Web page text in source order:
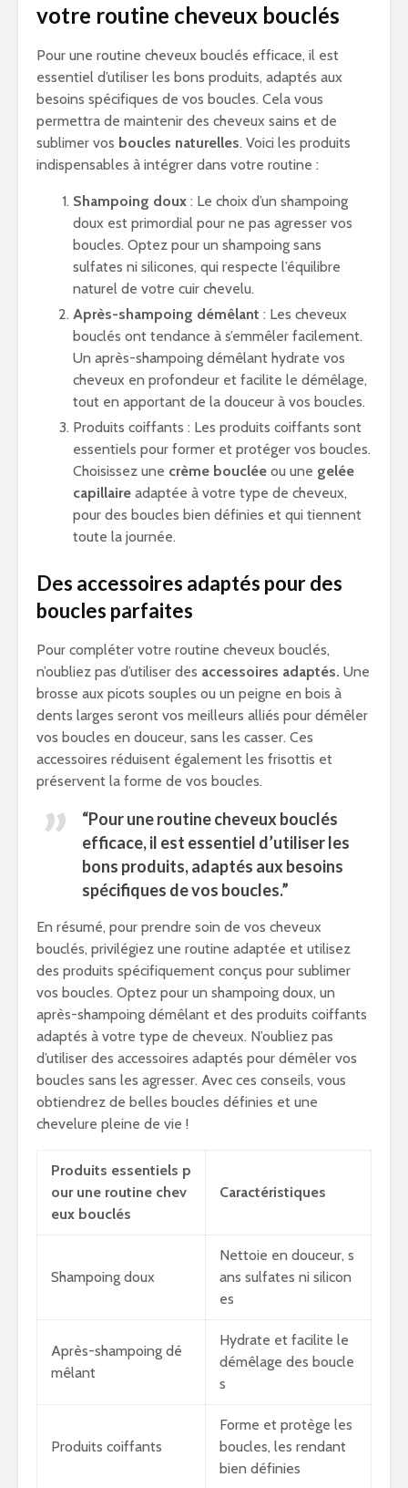
votre routine cheveux bouclés
Pour une routine cheveux bouclés efficace, il est
essentiel d’utiliser les bons produits, adaptés aux
besoins spécifiques de vos boucles. Cela vous
permettra de maintenir des cheveux sains et de
sublimer vos boucles naturelles. Voici les produits
indispensables à intégrer dans votre routine :
Shampoing doux : Le choix d’un shampoing
doux est primordial pour ne pas agresser vos
boucles. Optez pour un shampoing sans
sulfates ni silicones, qui respecte l’équilibre
naturel de votre cuir chevelu.
Après-shampoing démêlant : Les cheveux
bouclés ont tendance à s’emmêler facilement.
Un après-shampoing démêlant hydrate vos
cheveux en profondeur et facilite le démêlage,
tout en apportant de la douceur à vos boucles.
Produits coiffants : Les produits coiffants sont
essentiels pour former et protéger vos boucles.
Choisissez une crème bouclée ou une gelée
capillaire adaptée à votre type de cheveux,
pour des boucles bien définies et qui tiennent
toute la journée.
Des accessoires adaptés pour des
boucles parfaites
Pour compléter votre routine cheveux bouclés,
n’oubliez pas d’utiliser des accessoires adaptés. Une
brosse aux picots souples ou un peigne en bois à
dents larges seront vos meilleurs alliés pour démêler
vos boucles en douceur, sans les casser. Ces
accessoires réduisent également les frisottis et
préservent la forme de vos boucles.
“Pour une routine cheveux bouclés
efficace, il est essentiel d’utiliser les
bons produits, adaptés aux besoins
spécifiques de vos boucles.”
En résumé, pour prendre soin de vos cheveux
bouclés, privilégiez une routine adaptée et utilisez
des produits spécifiquement conçus pour sublimer
vos boucles. Optez pour un shampoing doux, un
après-shampoing démêlant et des produits coiffants
adaptés à votre type de cheveux. N’oubliez pas
d’utiliser des accessoires adaptés pour démêler vos
boucles sans les agresser. Avec ces conseils, vous
obtiendrez de belles boucles définies et une
chevelure pleine de vie !
Produits essentiels p
our une routine chev
eux bouclés
Caractéristiques
Shampoing doux
Nettoie en douceur, s
ans sulfates ni silicon
es
Après-shampoing dé
mêlant
Hydrate et facilite le
démêlage des boucle
s
Produits coiffants
Forme et protège les
boucles, les rendant
bien définies